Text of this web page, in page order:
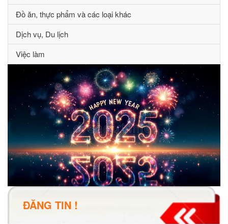
Đồ ăn, thực phẩm và các loại khác
Dịch vụ, Du lịch
Việc làm
ĐĂNG TIN !